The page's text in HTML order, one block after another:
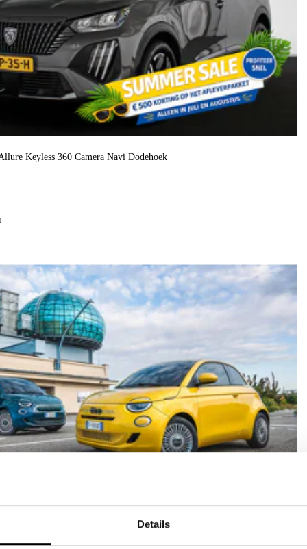
Details
Keyless 360 Camera Navi Dodehoek
bij schade